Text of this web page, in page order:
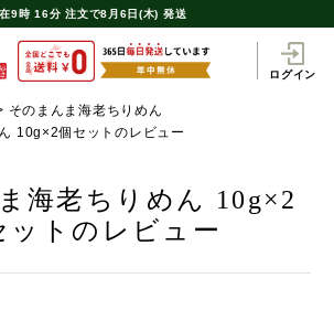
9時 16分 注文で8月6日(木) 発送
ログイン
そのまんま海老ちりめん
10g×2個セットのレビュー
海老ちりめん 10g×2
ットのレビュー